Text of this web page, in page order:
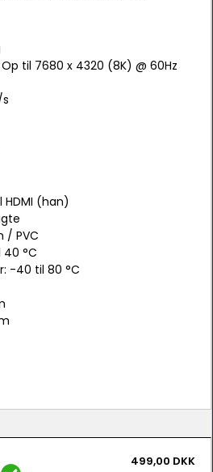
til 7680 x 4320 (8K) @ 60Hz
HDMI (han)
/ PVC
°C
-40 til 80 °C
499,00 DKK